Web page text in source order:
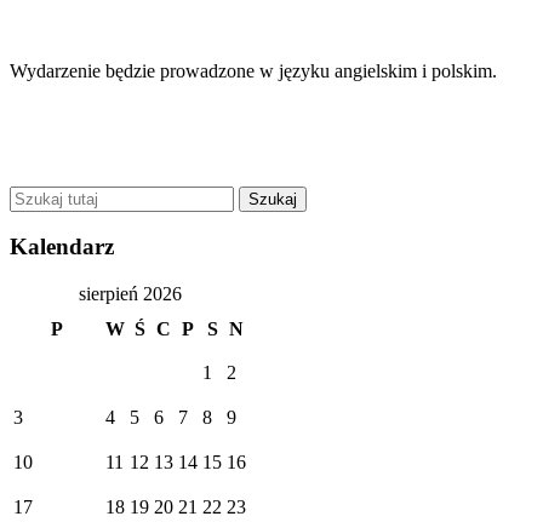
Wydarzenie będzie prowadzone w języku angielskim i polskim.
Kalendarz
sierpień 2026
P
W Ś C P S N
1 2
3 4 5 6 7 8 9
10 11 12 13 14 15 16
17 18 19 20 21 22 23